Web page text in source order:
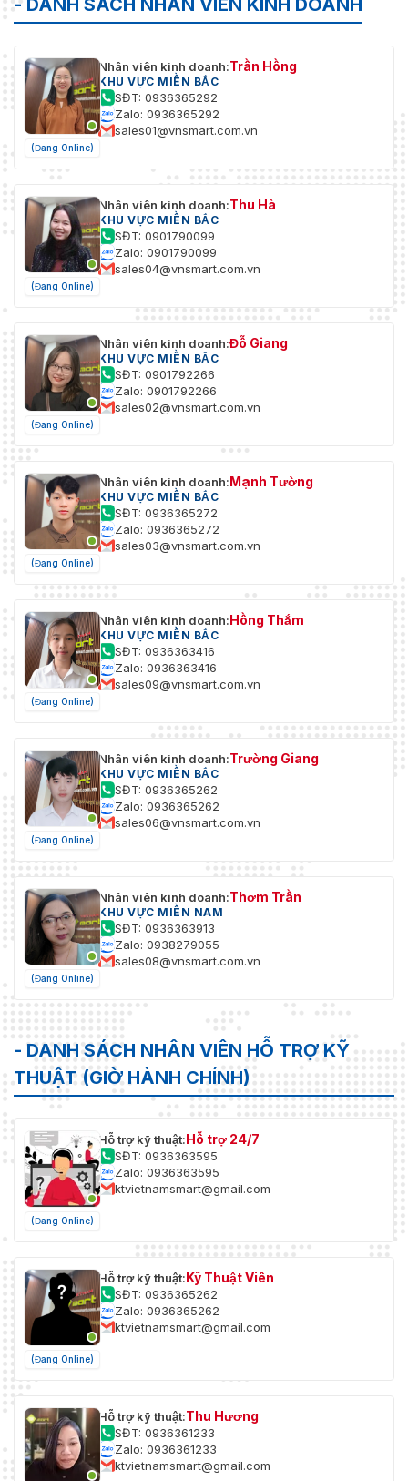
- DANH SÁCH NHÂN VIÊN KINH DOANH
(Đang Online)
Nhân viên kinh doanh:Trần Hồng
KHU VỰC MIỀN BẮC
SĐT: 0936365292
Zalo: 0936365292
sales01@vnsmart.com.vn
(Đang Online)
Nhân viên kinh doanh:Thu Hà
KHU VỰC MIỀN BẮC
SĐT: 0901790099
Zalo: 0901790099
sales04@vnsmart.com.vn
(Đang Online)
Nhân viên kinh doanh:Đỗ Giang
KHU VỰC MIỀN BẮC
SĐT: 0901792266
Zalo: 0901792266
sales02@vnsmart.com.vn
(Đang Online)
Nhân viên kinh doanh:Mạnh Tường
KHU VỰC MIỀN BẮC
SĐT: 0936365272
Zalo: 0936365272
sales03@vnsmart.com.vn
(Đang Online)
Nhân viên kinh doanh:Hồng Thắm
KHU VỰC MIỀN BẮC
SĐT: 0936363416
Zalo: 0936363416
sales09@vnsmart.com.vn
(Đang Online)
Nhân viên kinh doanh:Trường Giang
KHU VỰC MIỀN BẮC
SĐT: 0936365262
Zalo: 0936365262
sales06@vnsmart.com.vn
(Đang Online)
Nhân viên kinh doanh:Thơm Trần
KHU VỰC MIỀN NAM
SĐT: 0936363913
Zalo: 0938279055
sales08@vnsmart.com.vn
- DANH SÁCH NHÂN VIÊN HỖ TRỢ KỸ
THUẬT (GIỜ HÀNH CHÍNH)
(Đang Online)
Hỗ trợ kỹ thuật:Hỗ trợ 24/7
SĐT: 0936363595
Zalo: 0936363595
ktvietnamsmart@gmail.com
(Đang Online)
Hỗ trợ kỹ thuật:Kỹ Thuật Viên
SĐT: 0936365262
Zalo: 0936365262
ktvietnamsmart@gmail.com
Hỗ trợ kỹ thuật:Thu Hương
SĐT: 0936361233
Zalo: 0936361233
ktvietnamsmart@gmail.com